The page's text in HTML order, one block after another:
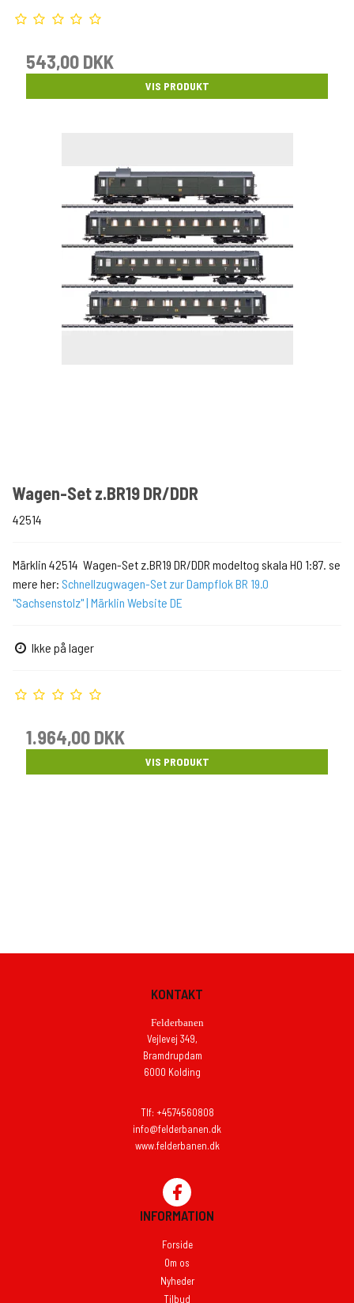
543,00 DKK
VIS PRODUKT
Wagen-Set z.BR19 DR/DDR
42514
Märklin 42514 Wagen-Set z.BR19 DR/DDR modeltog skala H0 1:87. se
mere her: Schnellzugwagen-Set zur Dampflok BR 19.0
"Sachsenstolz" | Märklin Website DE
Ikke på lager
1.964,00 DKK
VIS PRODUKT
KONTAKT
Felderbanen
Vejlevej 349,
Bramdrupdam
6000 Kolding
Tlf: +4574560808
info@felderbanen.dk
www.felderbanen.dk
INFORMATION
Forside
Om os
Nyheder
Tilbud